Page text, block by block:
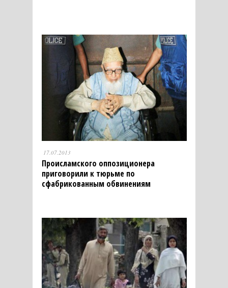
17.07.2013
Происламского оппозиционера
приговорили к тюрьме по
сфабрикованным обвинениям